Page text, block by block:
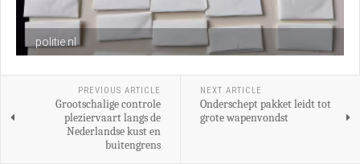
politie.nl
PREVIOUS ARTICLE
Grootschalige controle
pleziervaart langs de
Nederlandse kust en
buitengrens
NEXT ARTICLE
Onderschept pakket leidt tot
grote wapenvondst